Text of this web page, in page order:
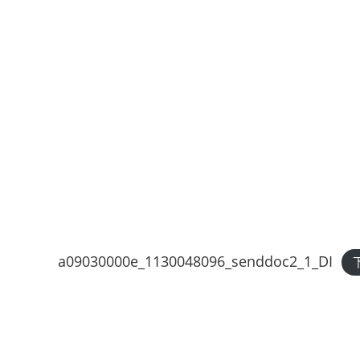
a09030000e_1130048096_senddoc2_1_DI